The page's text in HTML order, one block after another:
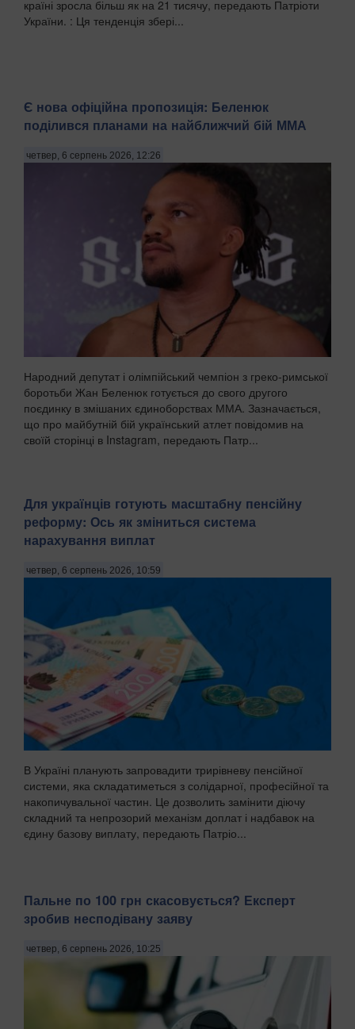
країні зросла більш як на 21 тисячу, передають Патріоти
України. : Ця тенденція збері...
Є нова офіційна пропозиція: Беленюк
поділився планами на найближчий бій ММА
четвер, 6 серпень 2026, 12:26
Народний депутат і олімпійський чемпіон з греко-римської
боротьби Жан Беленюк готується до свого другого
поєдинку в змішаних єдиноборствах ММА. Зазначається,
що про майбутній бій український атлет повідомив на
своїй сторінці в Instagram, передають Патр...
Для українців готують масштабну пенсійну
реформу: Ось як зміниться система
нарахування виплат
четвер, 6 серпень 2026, 10:59
В Україні планують запровадити трирівневу пенсійної
системи, яка складатиметься з солідарної, професійної та
накопичувальної частин. Це дозволить замінити діючу
складний та непрозорий механізм доплат і надбавок на
єдину базову виплату, передають Патріо...
Пальне по 100 грн скасовується? Експерт
зробив несподівану заяву
четвер, 6 серпень 2026, 10:25